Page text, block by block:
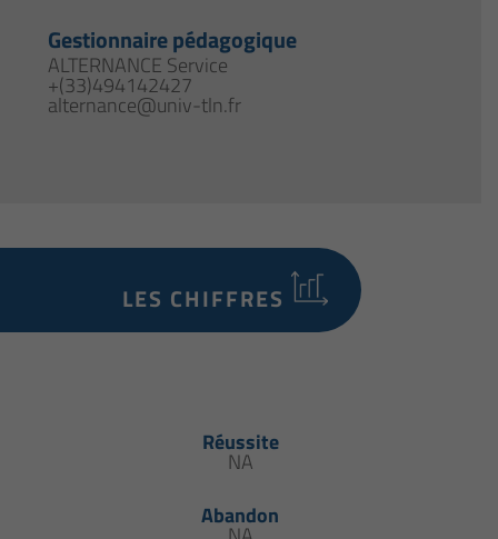
Gestionnaire pédagogique
ALTERNANCE Service
+(33)494142427
alternance@univ-tln.fr
LES CHIFFRES
Réussite
NA
Abandon